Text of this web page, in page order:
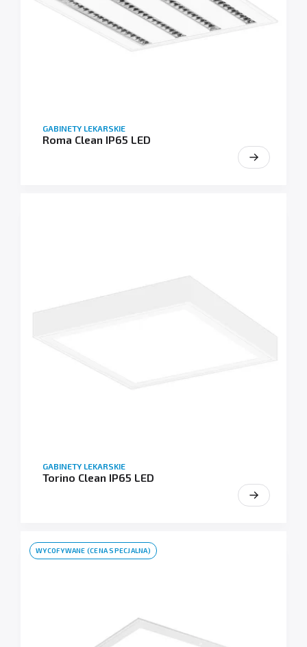
GABINETY LEKARSKIE
Roma Clean IP65 LED
GABINETY LEKARSKIE
Torino Clean IP65 LED
WYCOFYWANE (CENA SPECJALNA)